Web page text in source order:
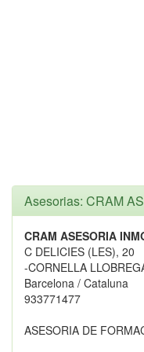
Asesorias: CRAM
CRAM ASESORIA
C DELICIES (LES), 20
-CORNELLA
Barcelona / Cataluna
933771477
ASESORIA DE